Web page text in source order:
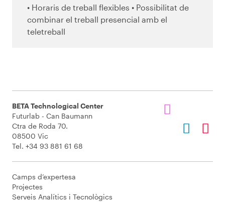
• Horaris de treball flexibles • Possibilitat de
combinar el treball presencial amb el
teletreball
BETA Technological Center
Futurlab - Can Baumann
Ctra de Roda 70.
08500 Vic
Tel. +34 93 881 61 68
Camps d’expertesa
Projectes
Serveis Analítics i Tecnològics